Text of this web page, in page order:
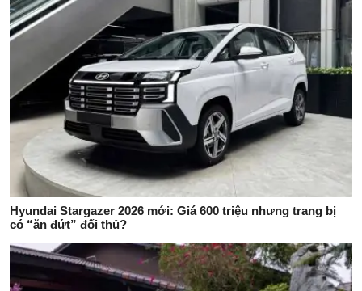
Hyundai Stargazer 2026 mới: Giá 600 triệu nhưng trang bị
có “ăn đứt” đối thủ?